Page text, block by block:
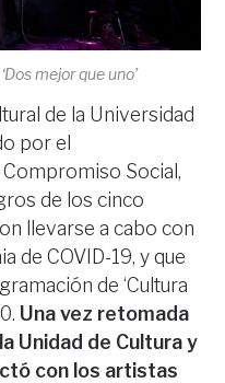
mejor que uno’
de la Universidad
por el
Social,
de los cinco
llevarse a cabo con
de COVID-19, y que
de ‘Cultura
Una vez retomada
Unidad de Cultura y
con los artistas